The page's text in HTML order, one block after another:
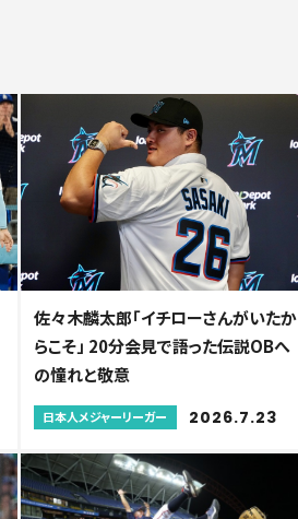
佐々木麟太郎「イチローさんがいたか
らこそ」 20分会見で語った伝説OBへ
の憧れと敬意
日本人メジャーリーガー 2026.7.23